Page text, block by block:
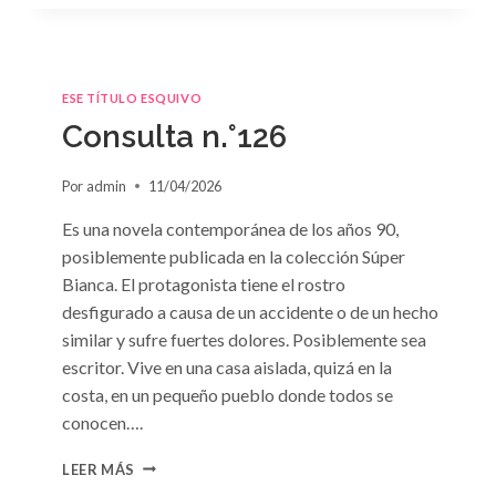
ESE TÍTULO ESQUIVO
Consulta n.°126
Por admin 11/04/2026
Es una novela contemporánea de los años 90,
posiblemente publicada en la colección Súper
Bianca. El protagonista tiene el rostro
desfigurado a causa de un accidente o de un hecho
similar y sufre fuertes dolores. Posiblemente sea
escritor. Vive en una casa aislada, quizá en la
costa, en un pequeño pueblo donde todos se
conocen….
LEER MÁS CONSULTA